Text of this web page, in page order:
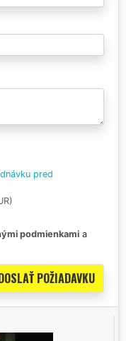
pred
podmienkami a